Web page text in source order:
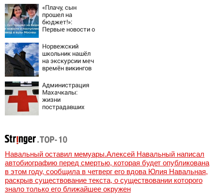
бездействие
против Трампа
«Плачу, сын
прошел на
бюджет!»:
Первые новости о
детей звезд в
вузы Москвы
Норвежский
школьник нашёл
на экскурсии меч
времён викингов
Администрация
Махачкалы:
жизни
пострадавших
Навальный оставил мемуары.Алексей Навальный написал
автобиографию перед смертью, которая будет опубликована
в этом году, сообщила в четверг его вдова Юлия Навальная,
раскрыв существование текста, о существовании которого
знало только его ближайшее окружен